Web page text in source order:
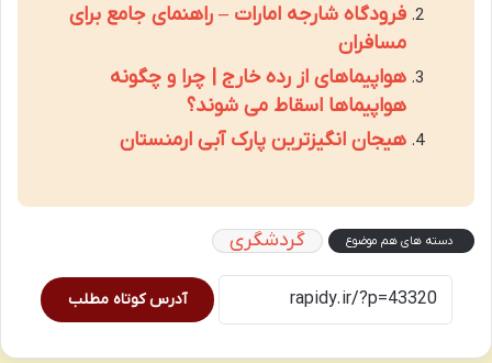
فرودگاه شارجه امارات – راهنمای جامع برای
مسافران
هواپیماهای از رده خارج | چرا و چگونه
هواپیماها اسقاط می شوند؟
هیجان انگیزترین پارک آبی ارمنستان
دسته های هم موضوع گردشگری
آدرس کوتاه مطلب